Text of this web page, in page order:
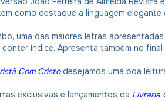
como destaque a linguagem elegante
uma das maiores letras
conter índice. Apresenta também no
Com Cristo desejamos uma boa
exclusivas e lançamentos da Livraria